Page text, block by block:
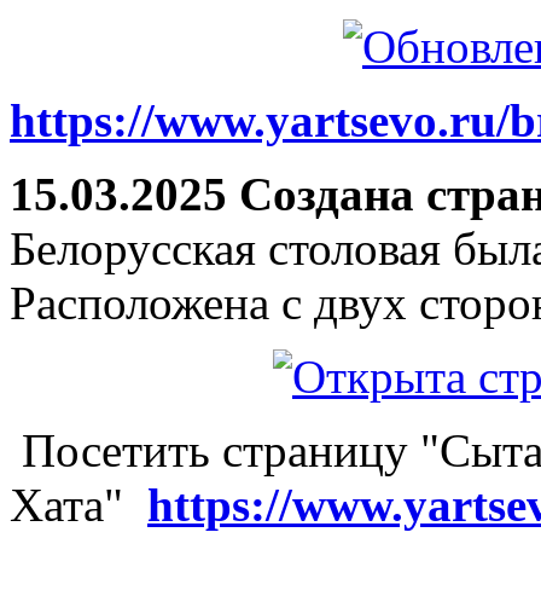
https://www.yartsevo.ru/
15.03.2025 Создана
Белорусская столовая
Расположена с двух
Посетить страницу
Хата" https://